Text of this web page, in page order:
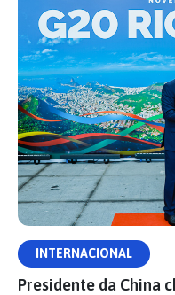
INTERNACIONAL
Presidente da China